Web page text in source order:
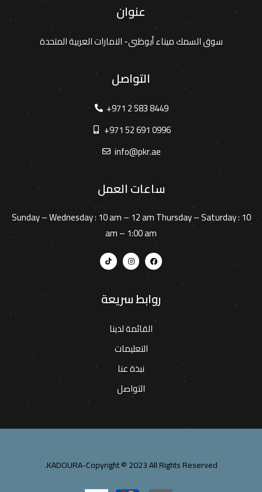
عنوان
سوق السمك ميناء أبوظبى- الامارات العربية المتحدة
التواصل
+971 2 583 8449
+971 52 691 0996
info@pkr.ae
ساعات العمل
Sunday – Wednesday : 10 am – 12 amThursday – Saturday : 10
am – 1:00 am
روابط سريعة
القائمة لدينا
التعليمات
نبذة عنا
التواصل
KADOURA-Copyright © 2023 All Rights Reserved.